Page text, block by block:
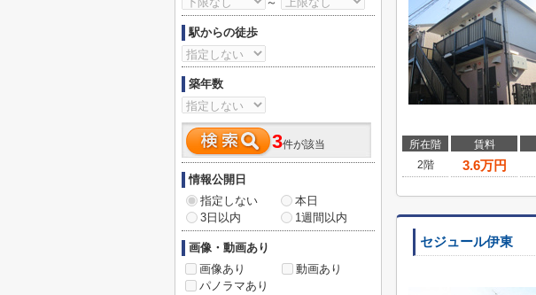
所在階 賃料
2階
3.6万円
セジュール伊東
駅からの徒歩
築年数
3件が該当
情報公開日
指定しない
本日
3日以内
1週間以内
画像・動画あり
画像あり
動画あり
パノラマあり